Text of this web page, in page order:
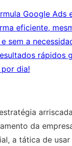
Google Ads
eficiente,
sem a
rápidos
dia!
da
a tática de